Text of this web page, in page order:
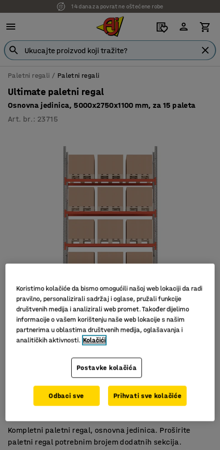
14 dana za povrat ne oštećene robe
Paletni regali Paletni regali
Ultimate paletni regal
Osnovna jedinica, 5000x2750x1100 mm, za 15 paleta
Art. br. : 23715
Puno prostora za spremanje
Dizajn koji štedi prostor
Kompletni paletni regal, osnovna jedinica. Proširite
paletni regal potrebnim brojem dodatnih sekcija.
Koristimo kolačiće da bismo omogućili našoj web lokaciji da radi
pravilno, personalizirali sadržaj i oglase, pružali funkcije
društvenih medija i analizirali web promet. Također dijelimo
informacije o vašem korištenju naše web lokacije s našim
partnerima u oblastima društvenih medija, oglašavanja i
analitičkih aktivnosti. Kolačići
Postavke kolačića
Odbaci sve Prihvati sve kolačiće